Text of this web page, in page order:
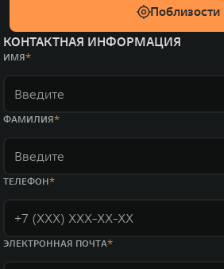
Поблизости
КОНТАКТНАЯ ИНФОРМАЦИЯ
ИМЯ
ФАМИЛИЯ
ТЕЛЕФОН
ЭЛЕКТРОННАЯ ПОЧТА